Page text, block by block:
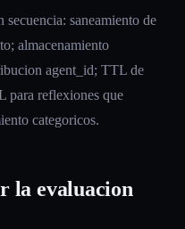
saneamiento de
almacenamiento
agent_id; TTL de
para reflexiones que
categoricos.
la evaluacion